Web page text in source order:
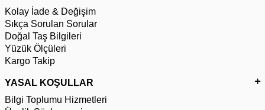
Kolay İade & Değişim
Sıkça Sorulan Sorular
Doğal Taş Bilgileri
Yüzük Ölçüleri
Kargo Takip
YASAL KOŞULLAR
Bilgi Toplumu Hizmetleri